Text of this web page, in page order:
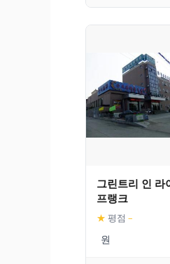
그린트리 인 라
프랭크
★ 평점 –